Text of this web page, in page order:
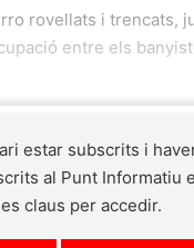
rovellats i trencats,
entre els
estar subscrits i
al Punt Informatiu
claus per accedir.